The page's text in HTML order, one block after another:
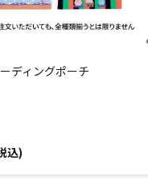
ディングポーチ
込)